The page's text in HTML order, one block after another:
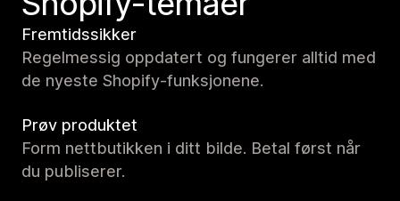
Fremtidssikker
Regelmessig oppdatert og fungerer alltid med
de nyeste Shopify-funksjonene.
Prøv produktet
Form nettbutikken i ditt bilde. Betal først når
du publiserer.